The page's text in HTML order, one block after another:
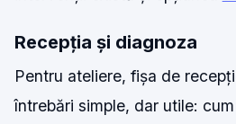
Recepția și diagnoza
Pentru ateliere, fișa de
întrebări simple, dar utile: